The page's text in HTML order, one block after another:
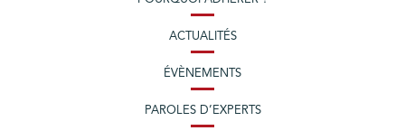
ACTUALITÉS
ÉVÈNEMENTS
PAROLES D’EXPERTS